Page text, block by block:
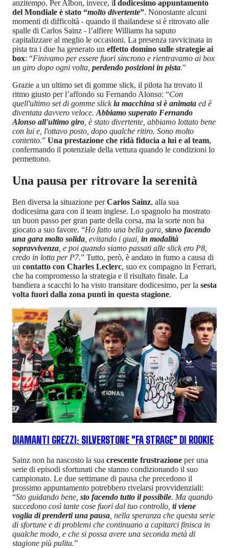
anzitempo. Per Albon, invece, il dodicesimo appuntamento
del Mondiale è stato “molto divertente”. Nonostante alcuni
momenti di difficoltà - quando il thailandese si è ritrovato alle
spalle di Carlos Sainz - l’alfiere Williams ha saputo
capitalizzare al meglio le occasioni. La presenza ravvicinata in
pista tra i due ha generato un effetto domino sulle strategie ai
box: “Finivamo per essere fuori sincrono e rientravamo ai box
un giro dopo ogni volta, perdendo posizioni in pista."
Grazie a un ultimo set di gomme slick, il pilota ha trovato il
ritmo giusto per l’affondo su Fernando Alonso: “Con
quell'ultimo set di gomme slickla macchina si è animata ed è
diventata davvero veloce. Abbiamo superato Fernando
Alonso all'ultimo giro , è stato divertente, abbiamo lottato bene
con lui e, l'ottavo posto, dopo qualche ritiro. Sono molto
contento.” Una prestazione che ridà fiducia a lui e al team,
confermando il potenziale della vettura quando le condizioni lo
permettono.
Una pausa per ritrovare la serenità
Ben diversa la situazione perCarlos Sainz, alla sua
dodicesima gara con il team inglese. Lo spagnolo ha mostrato
un buon passo per gran parte della corsa, ma la sorte non ha
giocato a suo favore. “Ho fatto una bella gara, stavo facendo
una gara molto solida, evitando i guai, in modalità
sopravvivenza, e poi quando siamo passati alle slick ero P8,
credo in lotta per P7.” Tutto, però, è andato in fumo a causa di
un contatto con Charles Leclerc, suo ex compagno in Ferrari,
che ha compromesso la strategia e il risultato finale. La
bandiera a scacchi lo ha visto transitare dodicesimo, per la sesta
volta fuori dalla zona punti in questa stagione.
DIAMANTI GREZZI: SILVERSTONE "FA STRAGE" DI ROOKIE
Sainz non ha nascosto la sua crescente frustrazione per una
serie di episodi sfortunati che stanno condizionando il suo
campionato. Le due settimane di pausa che precedono il
prossimo appuntamento potrebbero rivelarsi provvidenziali:
“Sto guidando bene, sto facendo tutto il possibile. Ma quando
succedono così tante cose fuori dal tuo controllo, ti viene
voglia di prenderti una pausa , nella speranza che questa serie
di sfortune e di problemi che continuano a capitarci finisca in
qualche modo, e che si possa avere una seconda metà di
stagione più pulita.”